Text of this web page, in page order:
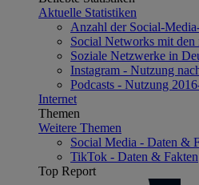
Aktuelle Statistiken
Anzahl der Social-
Social Networks mit den
Soziale Netzwerke in
Instagram - Nutzung
Podcasts - Nutzung
Internet
Themen
Weitere Themen
Social Media - Daten &
TikTok - Daten & Fakten
Top Report